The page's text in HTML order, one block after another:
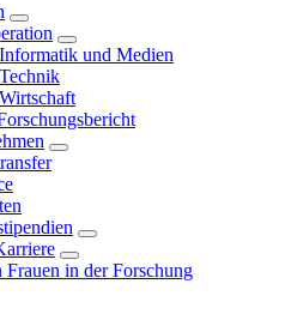
und Medien
Frauen in der Forschung